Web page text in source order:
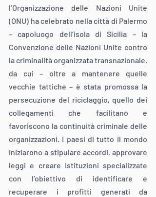
l’Organizzazione delle Nazioni Unite
(ONU) ha celebrato nella città di Palermo
– capoluogo dell’isola di Sicilia – la
Convenzione delle Nazioni Unite contro
la criminalità organizzata transnazionale,
da cui – oltre a mantenere quelle
vecchie tattiche – è stata promossa la
persecuzione del riciclaggio, quello dei
collegamenti che facilitano e
favoriscono la continuità criminale delle
organizzazioni. I paesi di tutto il mondo
iniziarono a stipulare accordi, approvare
leggi e creare istituzioni specializzate
con l’obiettivo di identificare e
recuperare i profitti generati da